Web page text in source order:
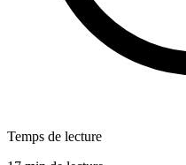
Temps de lecture